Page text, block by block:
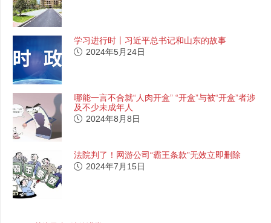
学习进行时丨习近平总书记和山东的故事
2024年5月24日
哪能一言不合就“人肉开盒” “开盒”与被“开盒”者涉
及不少未成年人
2024年8月8日
法院判了！网游公司“霸王条款”无效立即删除
2024年7月15日